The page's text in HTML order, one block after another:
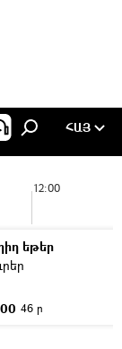
ՀԱՅ
12:00
եթեր
46 ր